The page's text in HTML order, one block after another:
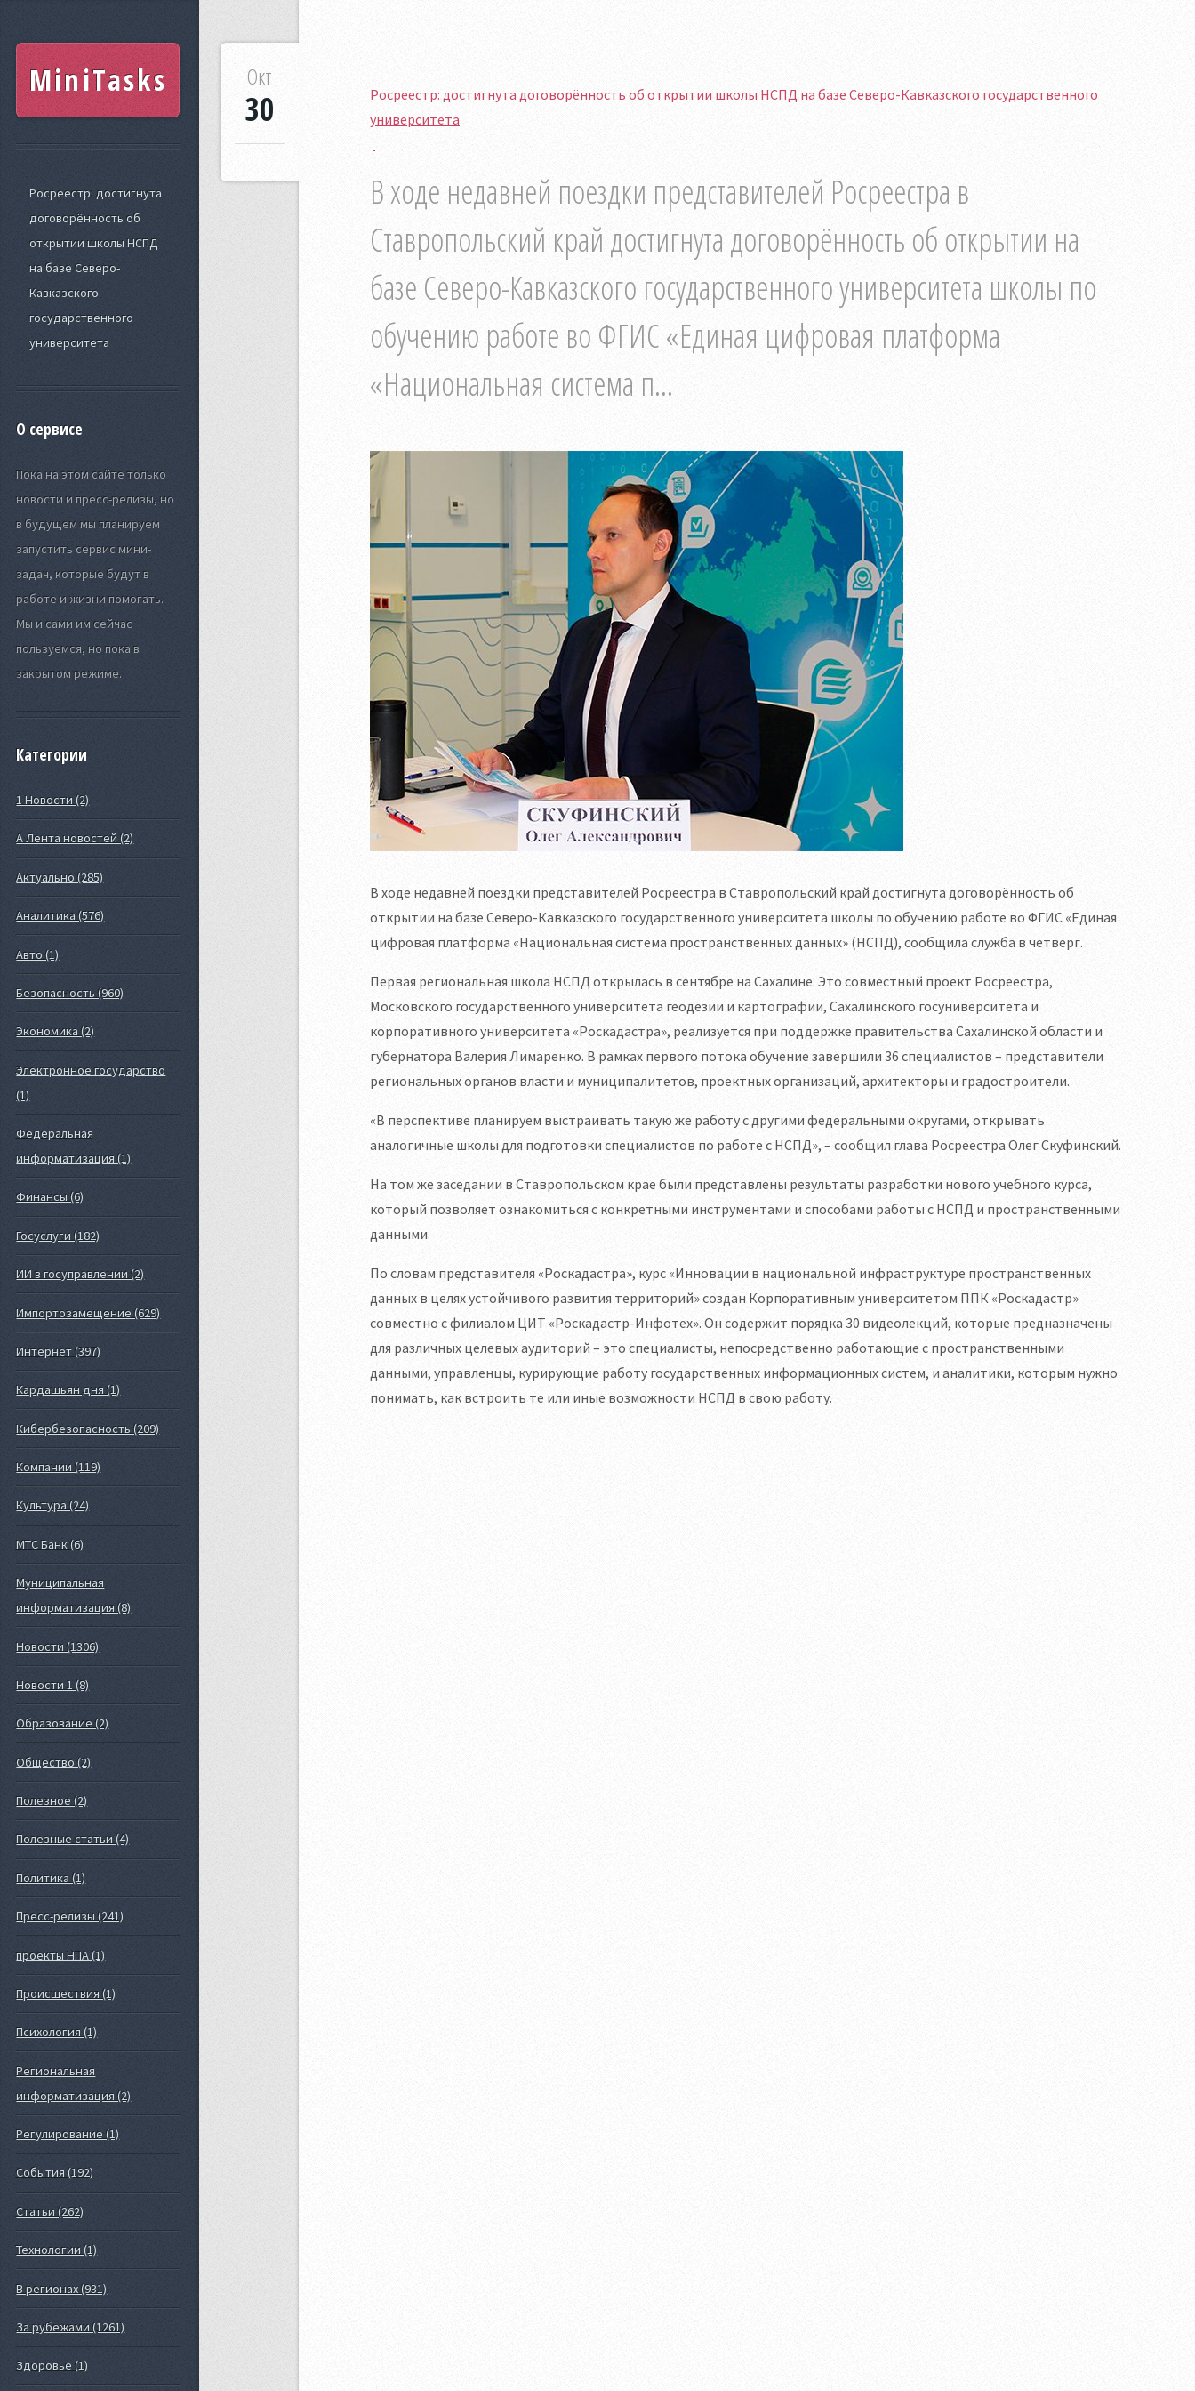
MiniTasks
Росреестр: достигнута
договорённость об
открытии школы НСПД
на базе Северо-
Кавказского
государственного
университета
О сервисе
Пока на этом сайте только
новости и пресс-релизы, но
в будущем мы планируем
запустить сервис мини-
задач, которые будут в
работе и жизни помогать.
Мы и сами им сейчас
пользуемся, но пока в
закрытом режиме.
Категории
1 Новости (2)
А Лента новостей (2)
Актуально (285)
Аналитика (576)
Авто (1)
Безопасность (960)
Экономика (2)
Электронное государство
(1)
Федеральная
информатизация (1)
Финансы (6)
Госуслуги (182)
ИИ в госуправлении (2)
Импортозамещение (629)
Интернет (397)
Кардашьян дня (1)
Кибербезопасность (209)
Компании (119)
Культура (24)
МТС Банк (6)
Муниципальная
информатизация (8)
Новости (1306)
Новости 1 (8)
Образование (2)
Общество (2)
Полезное (2)
Полезные статьи (4)
Политика (1)
Пресс-релизы (241)
проекты НПА (1)
Происшествия (1)
Психология (1)
Региональная
информатизация (2)
Регулирование (1)
События (192)
Статьи (262)
Технологии (1)
В регионах (931)
За рубежами (1261)
Здоровье (1)
Росреестр: достигнута договорённость об открытии школы НСПД на базе Северо-Кавказского государственного
университета
В ходе недавней поездки представителей Росреестра в
Ставропольский край достигнута договорённость об открытии на
базе Северо-Кавказского государственного университета школы по
обучению работе во ФГИС «Единая цифровая платформа
«Национальная система п...
Окт
30
В ходе недавней поездки представителей Росреестра в Ставропольский край достигнута договорённость об
открытии на базе Северо-Кавказского государственного университета школы по обучению работе во ФГИС «Единая
цифровая платформа «Национальная система пространственных данных» (НСПД), сообщила служба в четверг.
Первая региональная школа НСПД открылась в сентябре на Сахалине. Это совместный проект Росреестра,
Московского государственного университета геодезии и картографии, Сахалинского госуниверситета и
корпоративного университета «Роскадастра», реализуется при поддержке правительства Сахалинской области и
губернатора Валерия Лимаренко. В рамках первого потока обучение завершили 36 специалистов – представители
региональных органов власти и муниципалитетов, проектных организаций, архитекторы и градостроители.
«В перспективе планируем выстраивать такую же работу с другими федеральными округами, открывать
аналогичные школы для подготовки специалистов по работе с НСПД», – сообщил глава Росреестра Олег Скуфинский.
На том же заседании в Ставропольском крае были представлены результаты разработки нового учебного курса,
который позволяет ознакомиться с конкретными инструментами и способами работы с НСПД и пространственными
данными.
По словам представителя «Роскадастра», курс «Инновации в национальной инфраструктуре пространственных
данных в целях устойчивого развития территорий» создан Корпоративным университетом ППК «Роскадастр»
совместно с филиалом ЦИТ «Роскадастр-Инфотех». Он содержит порядка 30 видеолекций, которые предназначены
для различных целевых аудиторий – это специалисты, непосредственно работающие с пространственными
данными, управленцы, курирующие работу государственных информационных систем, и аналитики, которым нужно
понимать, как встроить те или иные возможности НСПД в свою работу.